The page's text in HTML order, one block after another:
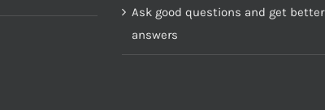
Ask good questions and get better
answers